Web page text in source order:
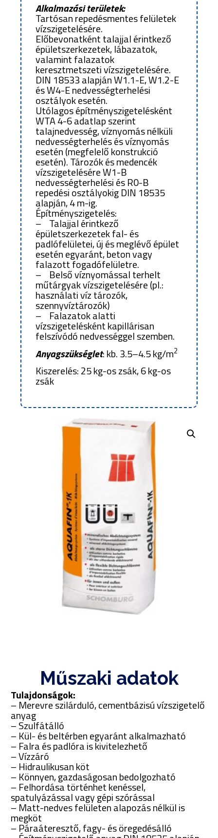
Alkalmazási területek:
Tartósan repedésmentes felületek
vízszigetelésére.
Előbevonatként talajjal érintkező
épületszerkezetek, lábazatok,
valamint falazatok
keresztmetszeti vízszigetelésére.
DIN 18533 alapján W1.1-E, W1.2-E
és W4-E nedvességterhelési
osztályok esetén.
Utólagos építményszigetelésként
WTA 4-6 adatlap szerint
talajnedvesség, víznyomás nélküli
nedvességterhelés és víznyomás
esetén (megfelelő konstrukció
esetén). Tározók és medencék
vízszigetelésére W1-B
nedvességterhelési és R0-B
repedési osztályokig DIN 18535
alapján, 4 m-ig.
Építményszigetelés:
– Talajjal érintkező
épületszerkezetek fal- és
padlófelületei, új és meglévő épület
esetén egyaránt, beton vagy
falazott fogadófelületre.
– Belső víznyomással terhelt
műtárgyak vízszigetelésére (pl.:
használati víz tározók,
szennyvíztározók)
– Falazatok alatti
vízszigetelésként kapillárisan
felszívódó nedvességgel szemben.
Anyagszükséglet: kb. 3.5–4.5 kg/m2
Kiszerelés: 25 kg-os zsák, 6 kg-os
zsák
Műszaki adatok
Tulajdonságok:
– Merevre szilárduló, cementbázisú vízszigetelő
anyag
– Szulfátálló
– Kül- és beltérben egyaránt alkalmazható
– Falra és padlóra is kivitelezhető
– Vízzáró
– Hidraulikusan köt
– Könnyen, gazdaságosan bedolgozható
– Felhordása történhet kenéssel,
spatulyázással vagy gépi szórással
– Matt-nedves felületen alapozás nélkül is
megköt
– Páraáteresztő, fagy- és öregedésálló